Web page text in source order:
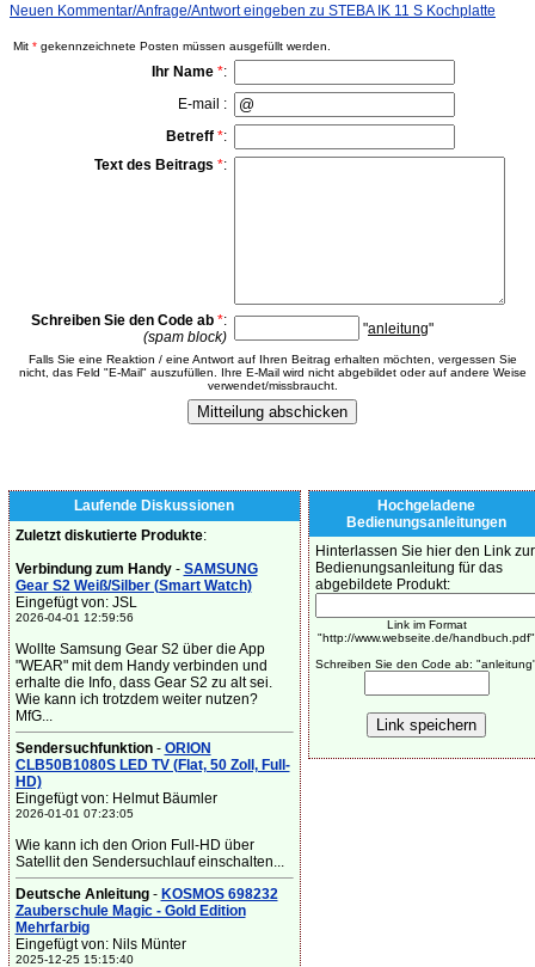
Neuen Kommentar/Anfrage/Antwort eingeben zu STEBA IK 11 S Kochplatte
Mit * gekennzeichnete Posten müssen ausgefüllt werden.
Ihr Name *:
E-mail :
Betreff *:
Text des Beitrags *:
Schreiben Sie den Code ab *:
(spam block)
"anleitung"
Falls Sie eine Reaktion / eine Antwort auf Ihren Beitrag erhalten möchten, vergessen Sie
nicht, das Feld "E-Mail" auszufüllen. Ihre E-Mail wird nicht abgebildet oder auf andere Weise
verwendet/missbraucht.
Laufende Diskussionen
Zuletzt diskutierte Produkte:
Verbindung zum Handy- SAMSUNG
Gear S2 Weiß/Silber (Smart Watch)
Eingefügt von: JSL
2026-04-01 12:59:56
Wollte Samsung Gear S2 über die App
"WEAR" mit dem Handy verbinden und
erhalte die Info, dass Gear S2 zu alt sei.
Wie kann ich trotzdem weiter nutzen?
MfG...
Sendersuchfunktion- ORION
CLB50B1080S LED TV (Flat, 50 Zoll, Full-
HD)
Eingefügt von: Helmut Bäumler
2026-01-01 07:23:05
Wie kann ich den Orion Full-HD über
Satellit den Sendersuchlauf einschalten...
Deutsche Anleitung- KOSMOS 698232
Zauberschule Magic - Gold Edition
Mehrfarbig
Eingefügt von: Nils Münter
2025-12-25 15:15:40
Hochgeladene
Bedienungsanleitungen
Hinterlassen Sie hier den Link zur
Bedienungsanleitung für das
abgebildete Produkt:
Link im Format
"http://www.webseite.de/handbuch.pdf"
Schreiben Sie den Code ab: